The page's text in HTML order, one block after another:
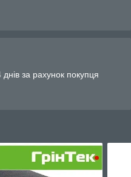
за рахунок покупця